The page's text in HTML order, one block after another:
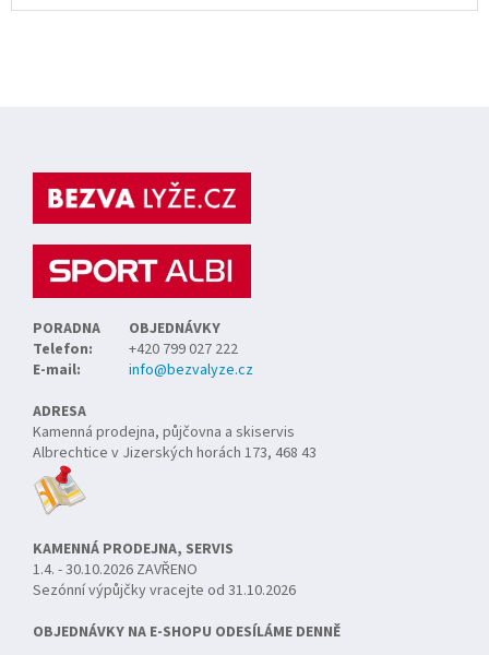
PORADNA
OBJEDNÁVKY
Telefon:
+420 799 027 222
E-mail:
info@bezvalyze.cz
ADRESA
Kamenná prodejna, půjčovna a skiservis
Albrechtice v Jizerských horách 173, 468 43
KAMENNÁ PRODEJNA, SERVIS
1.4. - 30.10.2026 ZAVŘENO
Sezónní výpůjčky vracejte od 31.10.2026
OBJEDNÁVKY NA E-SHOPU ODESÍLÁME DENNĚ